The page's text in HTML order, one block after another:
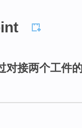
对接两个工件